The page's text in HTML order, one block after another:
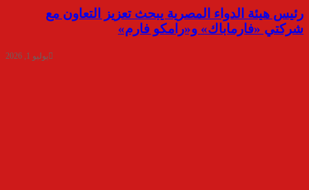
رئيس هيئة الدواء المصرية يبحث تعزيز التعاون مع
شركتي «فارماباك» و«رامكو فارم»
يوليو 1, 2026